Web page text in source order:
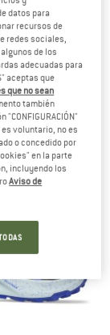
Nimbus 28 TR
trail running
€
(0)
datos para
recursos de
redes sociales,
de los
adecuadas para
aceptas que
que no sean
también
voluntario, no es
o concedido por
en la parte
incluyendo los
Aviso de